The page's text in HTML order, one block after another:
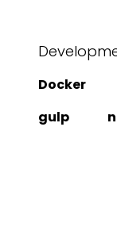
Docker
gulp